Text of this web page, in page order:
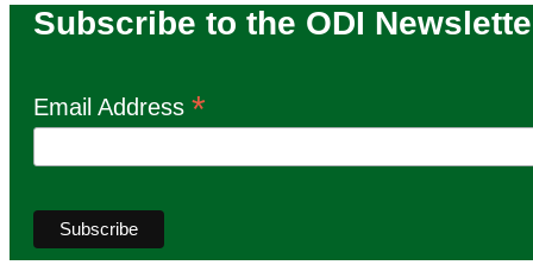
Subscribe to the ODI
Email Address *